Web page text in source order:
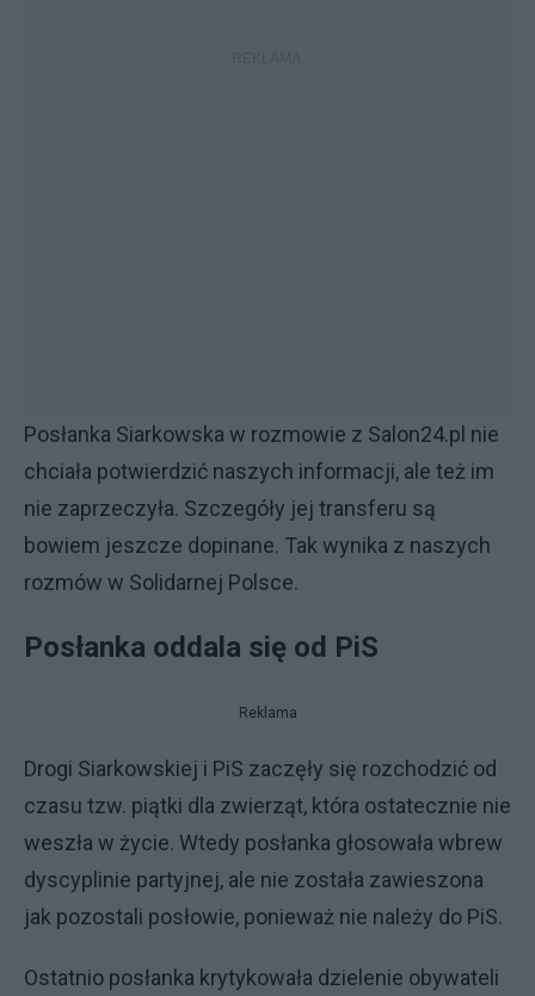
Posłanka Siarkowska w rozmowie z Salon24.pl nie
chciała potwierdzić naszych informacji, ale też im
nie zaprzeczyła. Szczegóły jej transferu są
bowiem jeszcze dopinane. Tak wynika z naszych
rozmów w Solidarnej Polsce.
Posłanka oddala się od PiS
Reklama
Drogi Siarkowskiej i PiS zaczęły się rozchodzić od
czasu tzw. piątki dla zwierząt, która ostatecznie nie
weszła w życie. Wtedy posłanka głosowała wbrew
dyscyplinie partyjnej, ale nie została zawieszona
jak pozostali posłowie, ponieważ nie należy do PiS.
Ostatnio posłanka krytykowała dzielenie obywateli